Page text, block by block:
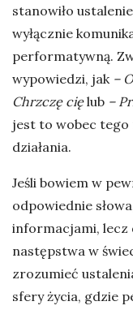
stanowiło
wyłącznie
performatywną.
wypowiedzi, jak –
Chrzczę cięlub –
jest to wobec tego
działania.
Jeśli bowiem w
odpowiednie
informacjami, lecz
następstwa w
zrozumieć
sfery życia, gdzie